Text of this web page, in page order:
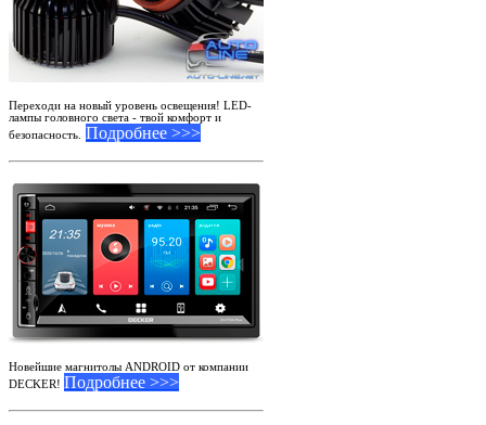
Переходи на новый уровень освещения! LED-
лампы головного света - твой комфорт и
безопасность.
Подробнее >>>
Новейшие магнитолы ANDROID от компании
DECKER! Подробнее >>>